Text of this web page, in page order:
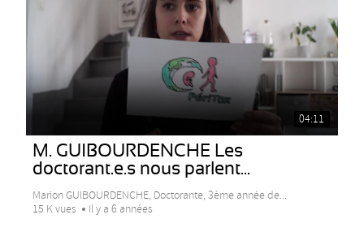
04:11
M. GUIBOURDENCHE Les
doctorant.e.s nous parlent...
Marion GUIBOURDENCHE, Doctorante, 3ème année de...
15 K vues
Il y a 6 années